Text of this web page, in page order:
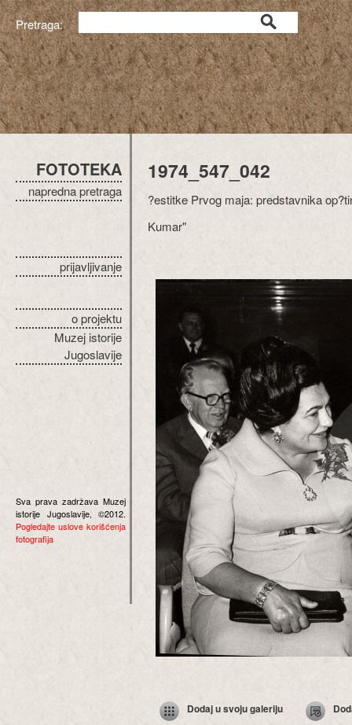
Pretraga:
FOTOTEKA
napredna pretraga
prijavljivanje
o projektu
Muzej istorije
Jugoslavije
Sva prava zadržava Muzej
istorije Jugoslavije, ©2012.
Pogledajte uslove korišćenja
fotografija
1974_547_042
?estitke Prvog maja: predstavnika
Kumar"
Dodaj u svoju galeriju